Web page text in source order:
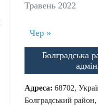
Травень 2022
Чер »
Болградська
Адреса: 68702,
Болградський